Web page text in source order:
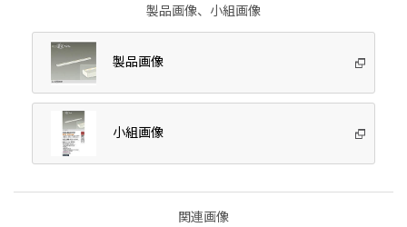
製品画像、小組画像
製品画像
小組画像
関連画像